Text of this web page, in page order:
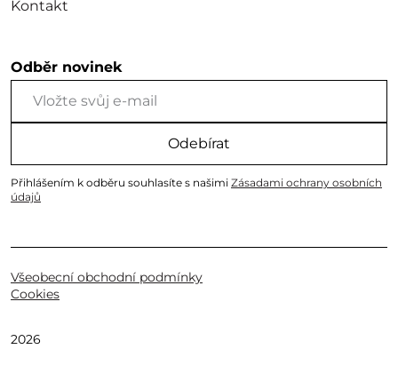
Kontakt
Odběr novinek
Odebírat
Přihlášením k odběru souhlasíte s našimi Zásadami ochrany osobních
údajů
Všeobecní obchodní podmínky
Cookies
2026